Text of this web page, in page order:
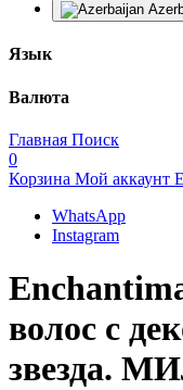
Язык
Валюта
Главная Поиск
0
Корзина Мой аккаунт
WhatsApp
Instagram
волос с
звезда.